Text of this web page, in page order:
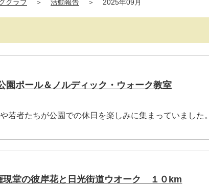
クラブ ＞ 活動報告 ＞ 2025年09月
ポール＆ノルディック・ウォーク教室
若者たちが公園での休日を楽しみに集まっていました。
堂の彼岸花と日光街道ウオーク １０km